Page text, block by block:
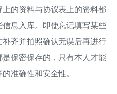
的资料与协议表上的资料都
息入库。即使忘记填写某些
齐并拍照确认无误后再进行
保密保存的，只有本人才能
准确性和安全性。